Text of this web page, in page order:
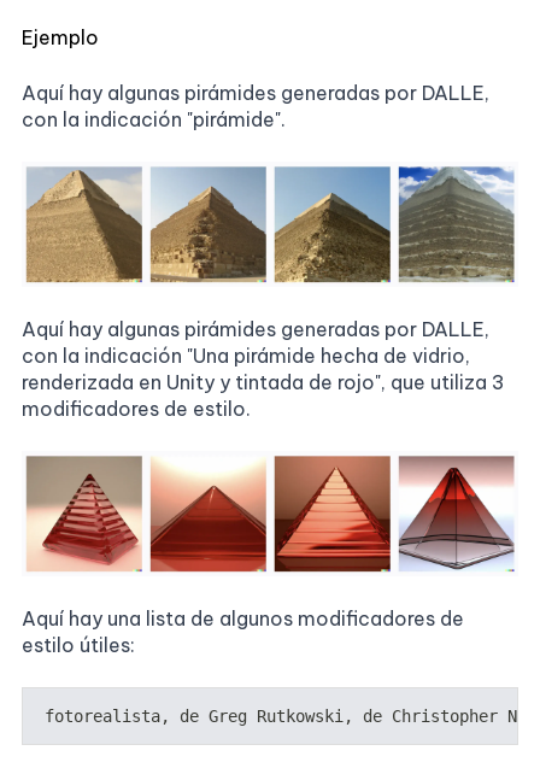
Ejemplo
Aquí hay algunas pirámides generadas por DALLE,
con la indicación "pirámide".
Aquí hay algunas pirámides generadas por DALLE,
con la indicación "Una pirámide hecha de vidrio,
renderizada en Unity y tintada de rojo", que utiliza 3
modificadores de estilo.
Aquí hay una lista de algunos modificadores de
estilo útiles: